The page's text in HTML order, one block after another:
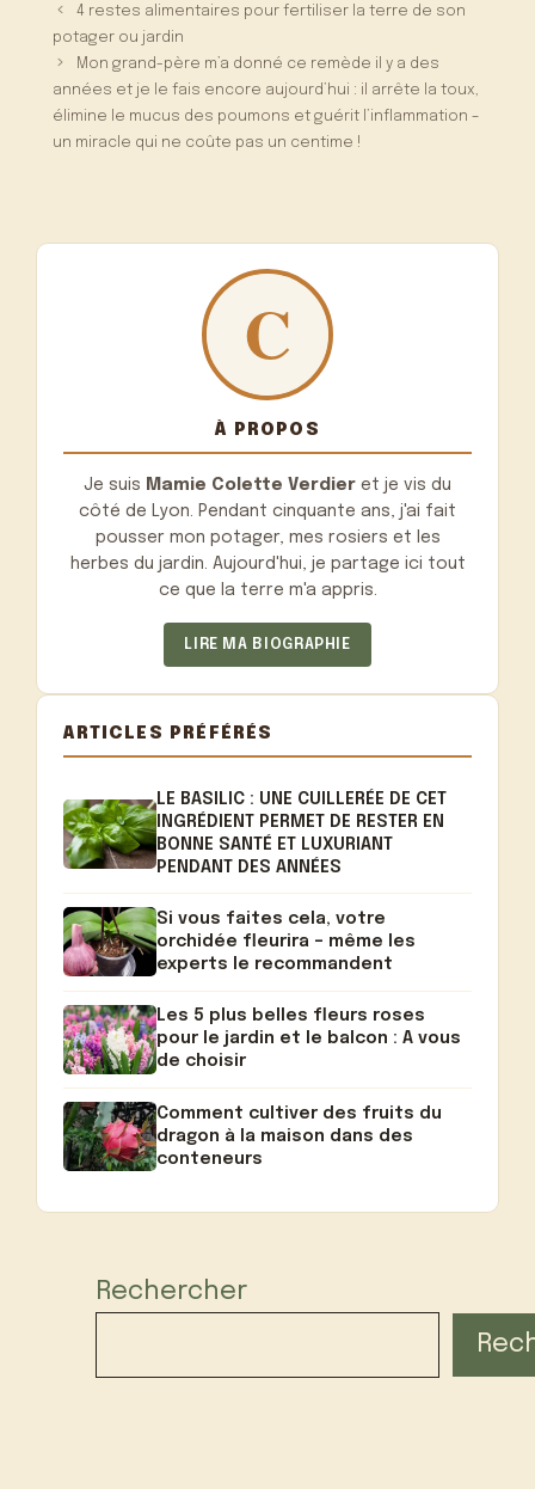
4 restes alimentaires pour fertiliser la terre de son
potager ou jardin
Mon grand-père m’a donné ce remède il y a des
années et je le fais encore aujourd’hui : il arrête la toux,
élimine le mucus des poumons et guérit l’inflammation –
un miracle qui ne coûte pas un centime !
À PROPOS
Je suis Mamie Colette Verdier et je vis du
côté de Lyon. Pendant cinquante ans, j'ai fait
pousser mon potager, mes rosiers et les
herbes du jardin. Aujourd'hui, je partage ici tout
ce que la terre m'a appris.
LIRE MA BIOGRAPHIE
ARTICLES PRÉFÉRÉS
LE BASILIC : UNE CUILLERÉE DE CET
INGRÉDIENT PERMET DE RESTER EN
BONNE SANTÉ ET LUXURIANT
PENDANT DES ANNÉES
Si vous faites cela, votre
orchidée fleurira – même les
experts le recommandent
Les 5 plus belles fleurs roses
pour le jardin et le balcon : A vous
de choisir
Comment cultiver des fruits du
dragon à la maison dans des
conteneurs
Rechercher